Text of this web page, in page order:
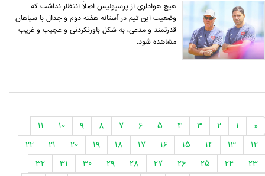
هیچ هواداری از پرسپولیس اصلاً انتظار نداشت که
وضعیت این تیم در آستانه هفته دوم و جدال با سپاهان
قدرتمند و مدعی، به شکل باورنکردنی و عجیب و غریب
مشاهده شود.
«
1
2
3
4
5
6
7
8
9
10
11
12
13
14
15
16
17
18
19
20
21
22
23
24
25
26
27
28
29
30
31
32